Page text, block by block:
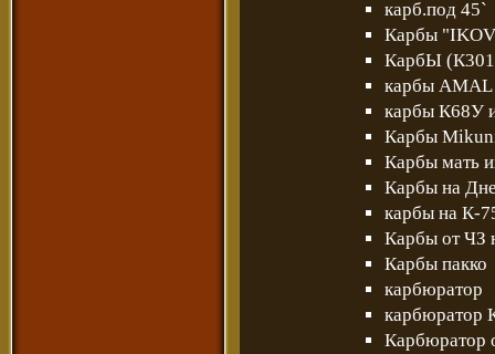
карб.под 45`
Карбы
КарбЫ
карбы AMAL
карбы К68У
Карбы
Карбы мать
Карбы на
карбы на К-
Карбы от ЧЗ
Карбы пакко
карбюратор
карбюратор
Карбюратор